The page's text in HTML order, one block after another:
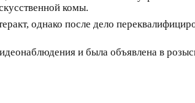
комы.
однако после дело
и была объявлена в